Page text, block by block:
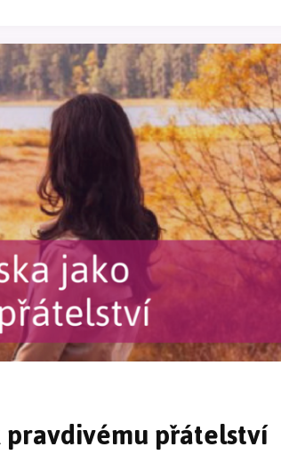
přátelství